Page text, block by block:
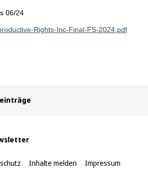
06/24
Rights-Inc-Final-FS-2024.pdf
Inhalte melden Impressum